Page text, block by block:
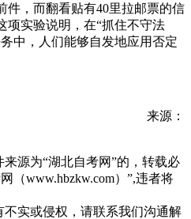
件，而翻看贴有40里拉邮票的信
项实验说明，在“抓住不守法
中，人们能够自发地应用否定
来源：
源为“湖北自考网”的，转载必
（www.hbzkw.com）”,违者将
实或侵权，请联系我们沟通解